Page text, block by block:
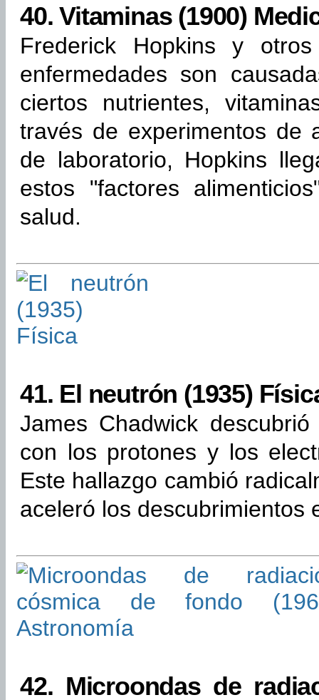
40. Vitaminas (1900)
Frederick Hopkins y
enfermedades son
ciertos nutrientes,
través de experimentos de
de laboratorio, Hopkins
estos "factores
salud.
41. El neutrón (1935)
James Chadwick
con los protones y los
Este hallazgo cambió
aceleró los descubrimientos
42. Microondas de